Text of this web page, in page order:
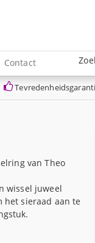
Contact
van Theo
wissel juweel
het sieraad aan te